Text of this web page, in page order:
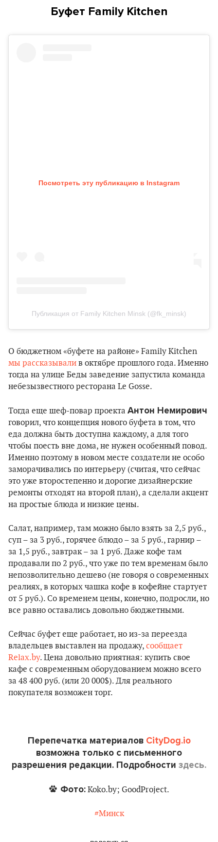
Буфет Family Kitchen
Посмотреть эту публикацию в Instagram
Публикация от Family Kitchen Minsk (@fk_minsk)
О бюджетном «буфете на районе» Family Kitchen
мы рассказывали в октябре прошлого года. Именно
тогда на улице Беды заведение запустила команда
небезызвестного ресторана Le Gosse.
Тогда еще шеф-повар проекта Антон Немирович
говорил, что концепция нового буфета в том, что
еда должна быть доступна каждому, а для того
чтобы поесть вне дома, не нужен особенный повод.
Именно поэтому в новом месте создатели не особо
заморачивались по интерьеру (считая, что сейчас
это уже второстепенно и дорогие дизайнерские
ремонты отходят на второй план), а сделали акцент
на простые блюда и низкие цены.
Салат, например, там можно было взять за 2,5 руб.,
суп – за 3 руб., горячее блюдо – за 5 руб., гарнир –
за 1,5 руб., завтрак – за 1 руб. Даже кофе там
продавали по 2 руб., что уже по тем временам было
непозволительно дешево (не говоря о современных
реалиях, в которых чашка кофе в кофейне стартует
от 5 руб.). Со временем цены, конечно, подросли, но
все равно оставались довольно бюджетными.
Сейчас буфет еще работает, но из-за переезда
владельцев выставлен на продажу, сообщает
Relax.by. Цена довольно приятная: купить свое
кафе с современным оборудованием можно всего
за 48 400 руб. (или 20 000$). Для реального
покупателя возможен торг.
Перепечатка материалов CityDog.io
возможна только с письменного
разрешения редакции. Подробности здесь.
Фото:Koko.by; GoodProject.
#Минск